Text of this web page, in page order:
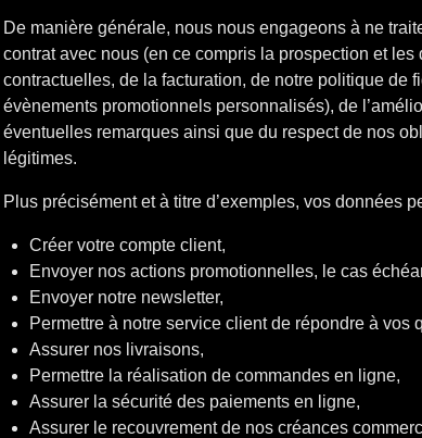
De manière générale, nous nous engageons à ne
contrat avec nous (en ce compris la prospection et
contractuelles, de la facturation, de notre politique de
évènements promotionnels personnalisés), de
éventuelles remarques ainsi que du respect de nos
légitimes.
Plus précisément et à titre d’exemples, vos données
Créer votre compte client,
Envoyer nos actions promotionnelles, le cas
Envoyer notre newsletter,
Permettre à notre service client de répondre à vos
Assurer nos livraisons,
Permettre la réalisation de commandes en ligne,
Assurer la sécurité des paiements en ligne,
Assurer le recouvrement de nos créances